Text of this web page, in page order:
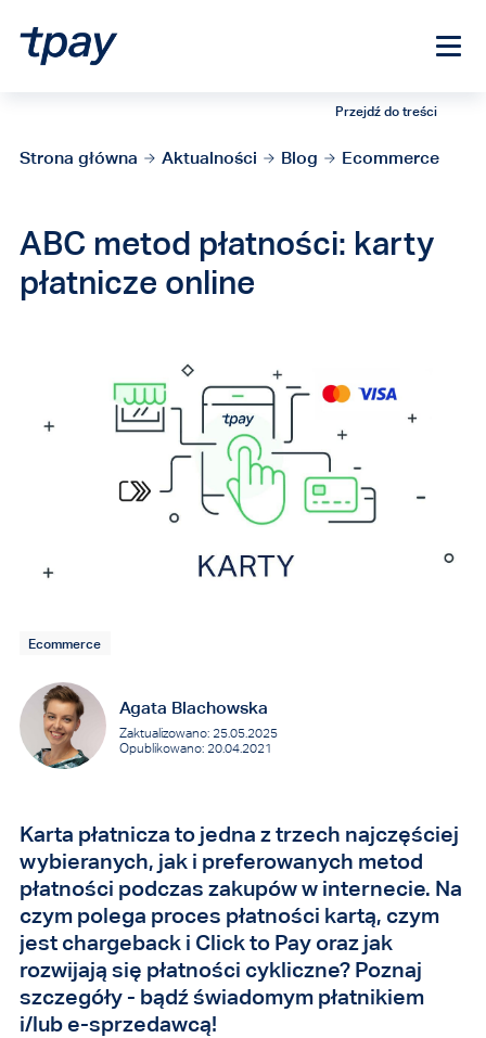
Przejdź do treści
Strona główna Aktualności Blog Ecommerce
ABC metod płatności: karty
płatnicze online
Agata Blachowska
Zaktualizowano: 25.05.2025
Opublikowano: 20.04.2021
Ecommerce
Karta płatnicza to jedna z trzech najczęściej
wybieranych, jak i preferowanych metod
płatności podczas zakupów w internecie. Na
czym polega proces płatności kartą, czym
jest chargeback i Click to Pay oraz jak
rozwijają się płatności cykliczne? Poznaj
szczegóły - bądź świadomym płatnikiem
i/lub e-sprzedawcą!